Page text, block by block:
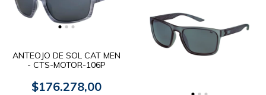
ANTEOJO DE SOL CAT MEN
- CTS-MOTOR-106P
$176.278,00